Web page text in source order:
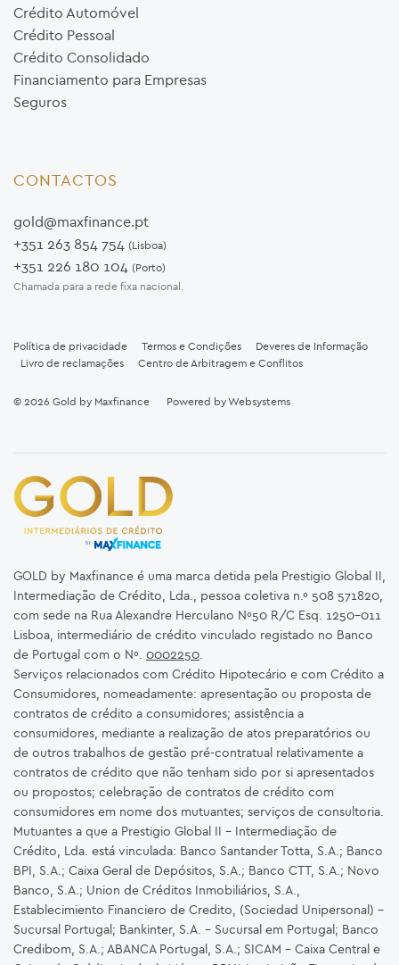
Crédito Automóvel
Crédito Pessoal
Crédito Consolidado
Financiamento para Empresas
Seguros
CONTACTOS
gold@maxfinance.pt
+351 263 854 754 (Lisboa)
+351 226 180 104 (Porto)
Chamada para a rede fixa nacional.
Política de privacidade Termos e Condições
Deveres de Informação
Livro de reclamações
Centro de Arbitragem e Conflitos
© 2026 Gold by Maxfinance Powered byWebsystems
GOLD by Maxfinance é uma marca detida pela Prestigio Global II,
Intermediação de Crédito, Lda., pessoa coletiva n.º 508 571820,
com sede na Rua Alexandre Herculano Nº50 R/C Esq. 1250-011
Lisboa, intermediário de crédito vinculado registado no Banco
de Portugal com o Nº. 0002250.
Serviços relacionados com Crédito Hipotecário e com Crédito a
Consumidores, nomeadamente: apresentação ou proposta de
contratos de crédito a consumidores; assistência a
consumidores, mediante a realização de atos preparatórios ou
de outros trabalhos de gestão pré-contratual relativamente a
contratos de crédito que não tenham sido por si apresentados
ou propostos; celebração de contratos de crédito com
consumidores em nome dos mutuantes; serviços de consultoria.
Mutuantes a que a Prestigio Global II – Intermediação de
Crédito, Lda. está vinculada: Banco Santander Totta, S.A.; Banco
BPI, S.A.; Caixa Geral de Depósitos, S.A.; Banco CTT, S.A.; Novo
Banco, S.A.; Union de Créditos Inmobiliários, S.A.,
Establecimiento Financiero de Credito, (Sociedad Unipersonal) -
Sucursal Portugal; Bankinter, S.A. – Sucursal em Portugal; Banco
Credibom, S.A.; ABANCA Portugal, S.A.; SICAM - Caixa Central e